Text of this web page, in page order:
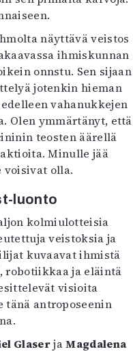
näyttävä veistos
ihmiskunnan
onnstu. Sen sijaan
jotenkin hieman
vahanukkejen
Olen ymmärtänyt, että
teosten äärellä
Minulle jää
voisivat olla.
luonto
kolmiulotteisia
veistoksia ja
kuvaavat ihmistä
robotiikkaa ja eläintä
visioita
tänä antroposeenin
GlaserjaMagdalena